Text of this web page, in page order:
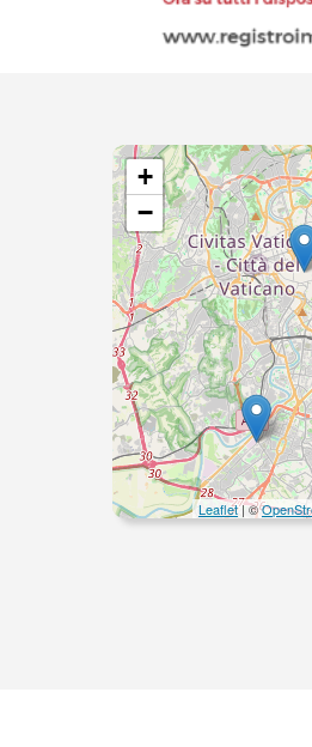
+
−
Leaflet| ©